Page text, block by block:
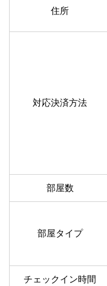
住所
対応決済方法
部屋数
部屋タイプ
チェックイン時間